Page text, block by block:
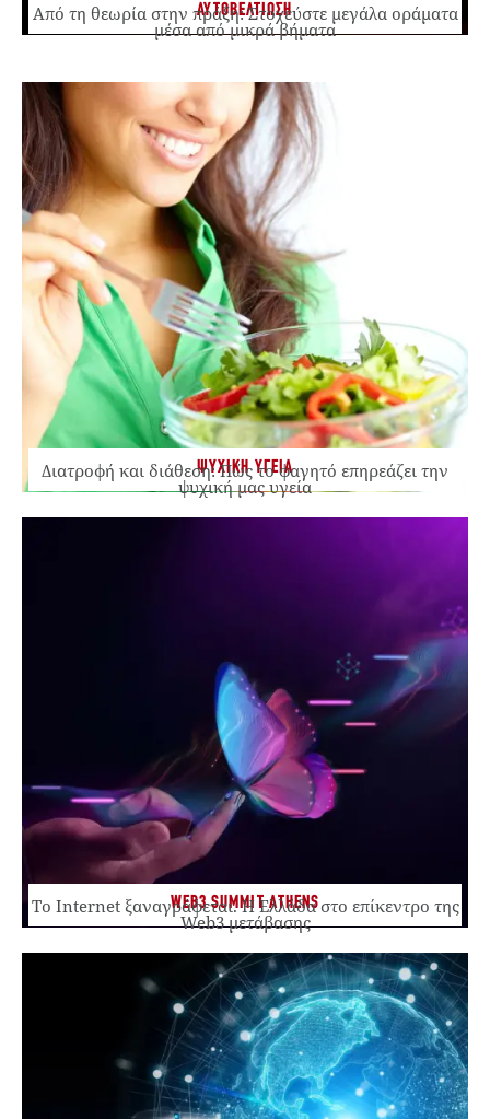
ΑΥΤΟΒΕΛΤΙΩΣΗ
Από τη θεωρία στην πράξη: Στοχεύστε μεγάλα οράματα
μέσα από μικρά βήματα
ΨΥΧΙΚΗ ΥΓΕΙΑ
Διατροφή και διάθεση: Πώς το φαγητό επηρεάζει την
ψυχική μας υγεία
WEB3 SUMMIT ATHENS
Το Internet ξαναγράφεται. Η Ελλάδα στο επίκεντρο της
Web3 μετάβασης